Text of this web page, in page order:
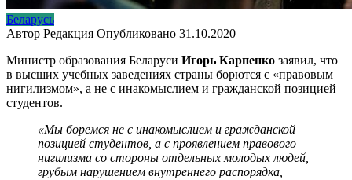
Беларусь
Автор Редакция Опубликовано 31.10.2020
Министр образования Беларуси Игорь Карпенко заявил, что
в высших учебных заведениях страны борются с «правовым
нигилизмом», а не с инакомыслием и гражданской позицией
студентов.
«Мы боремся не с инакомыслием и гражданской
позицией студентов, а с проявлением правового
нигилизма со стороны отдельных молодых людей,
грубым нарушением внутреннего распорядка,